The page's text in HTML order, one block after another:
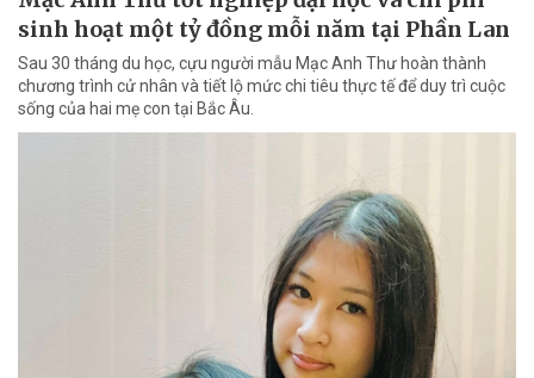
sinh hoạt một tỷ đồng mỗi năm tại Phần Lan
Sau 30 tháng du học, cựu người mẫu Mạc Anh Thư hoàn thành
chương trình cử nhân và tiết lộ mức chi tiêu thực tế để duy trì cuộc
sống của hai mẹ con tại Bắc Âu.